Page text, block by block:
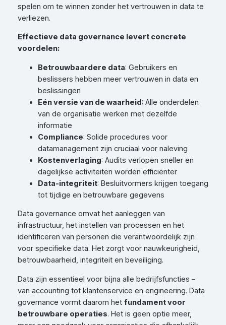
spelen om te winnen zonder het vertrouwen in data te
verliezen.
Effectieve data governance levert concrete
voordelen:
Betrouwbaardere data: Gebruikers en
beslissers hebben meer vertrouwen in data en
beslissingen
Eén versie van de waarheid: Alle onderdelen
van de organisatie werken met dezelfde
informatie
Compliance: Solide procedures voor
datamanagement zijn cruciaal voor naleving
Kostenverlaging: Audits verlopen sneller en
dagelijkse activiteiten worden efficiënter
Data-integriteit: Besluitvormers krijgen toegang
tot tijdige en betrouwbare gegevens
Data governance omvat het aanleggen van
infrastructuur, het instellen van processen en het
identificeren van personen die verantwoordelijk zijn
voor specifieke data. Het zorgt voor nauwkeurigheid,
betrouwbaarheid, integriteit en beveiliging.
Data zijn essentieel voor bijna alle bedrijfsfuncties –
van accounting tot klantenservice en engineering. Data
governance vormt daarom het fundament voor
betrouwbare operaties. Het is geen optie meer,